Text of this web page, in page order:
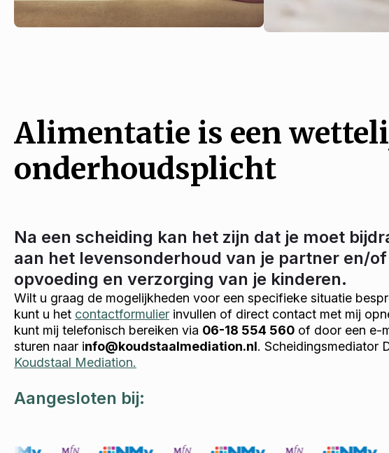
Alimentatie is een
onderhoudsplicht
Na een scheiding kan het zijn dat je moet
aan het levensonderhoud van je partner en/
opvoeding en verzorging van je kinderen.
Wilt u graag de mogelijkheden voor een specifieke situatie
kunt u het contactformulier invullen of direct contact met mij
kunt mij telefonisch bereiken via 06-18 554 560 of door een e-
sturen naar info@koudstaalmediation.nl. Scheidingsmediator
Koudstaal Mediation.
Aangesloten bij: